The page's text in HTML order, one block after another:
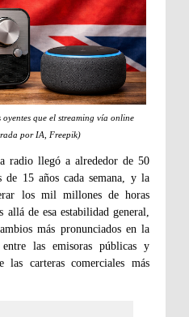
que el streaming vía online
por IA, Freepik)
radio llegó a alrededor de 50
de 15 años cada semana, y la
los mil millones de horas
allá de esa estabilidad general,
más pronunciados en la
las emisoras públicas y
las carteras comerciales más